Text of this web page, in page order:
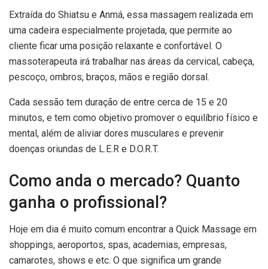
Extraída do Shiatsu e Anmá, essa massagem realizada em
uma cadeira especialmente projetada, que permite ao
cliente ficar uma posição relaxante e confortável. O
massoterapeuta irá trabalhar nas áreas da cervical, cabeça,
pescoço, ombros, braços, mãos e região dorsal.
Cada sessão tem duração de entre cerca de 15 e 20
minutos, e tem como objetivo promover o equilíbrio físico e
mental, além de aliviar dores musculares e prevenir
doenças oriundas de L.E.R e D.O.R.T.
Como anda o mercado? Quanto
ganha o profissional?
Hoje em dia é muito comum encontrar a Quick Massage em
shoppings, aeroportos, spas, academias, empresas,
camarotes, shows e etc. O que significa um grande